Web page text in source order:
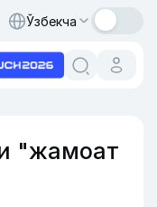
Ўзбекча
"жамоат